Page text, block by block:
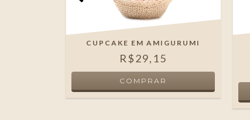
CUPCAKE EM AMIGURUMI
R$29,15